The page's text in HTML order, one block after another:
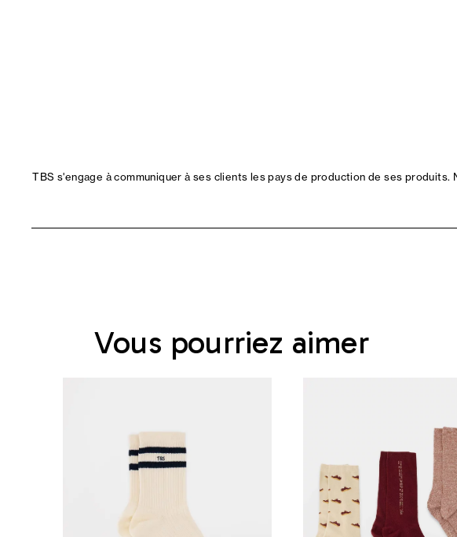
TBS s'engage à communiquer à ses clients les pays de production de ses
Vous pourriez aimer